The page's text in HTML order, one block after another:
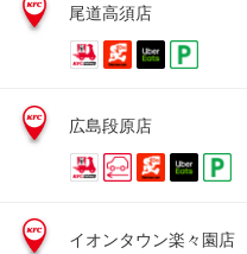
尾道高須店
広島段原店
イオンタウン楽々園店